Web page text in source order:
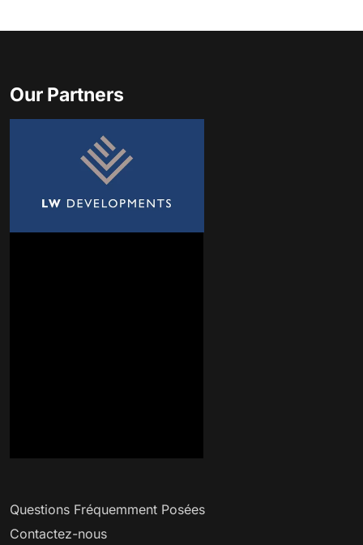
Questions Fréquemment Posées
Contactez-nous
Our Partners